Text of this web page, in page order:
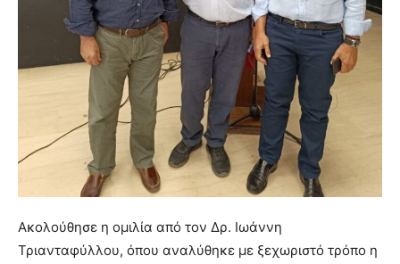
Ακολούθησε η ομιλία από τον Δρ. Ιωάννη
Τριανταφύλλου, όπου αναλύθηκε με ξεχωριστό τρόπο η